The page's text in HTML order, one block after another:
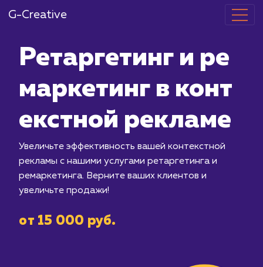
G-Creative
Ретаргетинг
маркетинг в
екстной
рекламы с нашими услугами